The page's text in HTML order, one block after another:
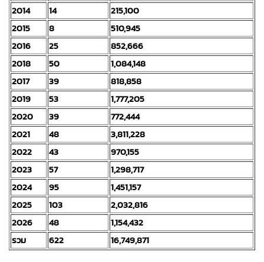
2014
14
215,100
2015
8
510,945
2016
25
852,666
2018
50
1,084,148
2017
39
818,858
2019
53
1,777,205
2020
39
772,444
2021
48
3,811,228
2022
43
970,155
2023
57
1,298,717
2024
95
1,451,157
2025
103
2,032,816
2026
48
1,154,432
รวม
622 16,749,871